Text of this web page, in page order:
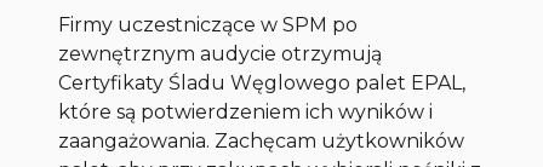
Firmy uczestniczące w SPM po
zewnętrznym audycie otrzymują
Certyfikaty Śladu Węglowego palet EPAL,
które są potwierdzeniem ich wyników i
zaangażowania. Zachęcam użytkowników